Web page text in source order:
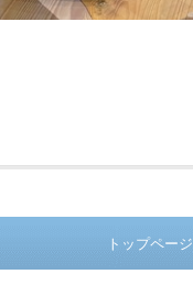
トップページ